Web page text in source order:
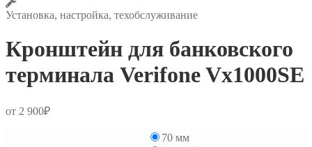
Установка, настройка, техобслуживание
Кронштейн для банковского
терминала Verifone Vx1000SE
от 2 900₽
70 мм